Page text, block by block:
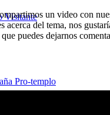
Visitante
Pro-templo
un video con
acerca del tema, nos
puedes dejarnos